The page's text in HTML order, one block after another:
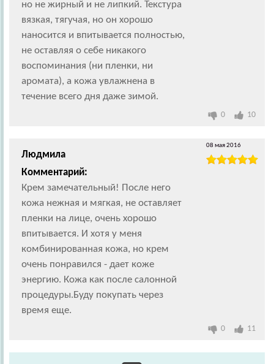
но не жирный и не липкий. Текстура
вязкая, тягучая, но он хорошо
наносится и впитывается полностью,
не оставляя о себе никакого
воспоминания (ни пленки, ни
аромата), а кожа увлажнена в
течение всего дня даже зимой.
0 10
Людмила
Комментарий:
Крем замечательный! После него
кожа нежная и мягкая, не оставляет
пленки на лице, очень хорошо
впитывается. И хотя у меня
комбинированная кожа, но крем
очень понравился - дает коже
энергию. Кожа как после салонной
процедуры.Буду покупать через
время еще.
08 мая 2016
0 11